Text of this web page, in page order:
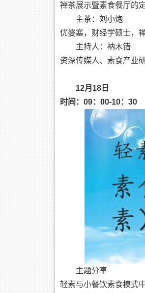
禅茶展示暨素食餐厅的
主茶：刘小炮
优婆塞，财经学硕士，
主持人：衲木错
资深传媒人、素食产业
12月18日
时间：09：00-10：30
主题分享
轻素与小餐饮素食模式